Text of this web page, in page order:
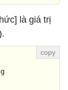
là giá trị